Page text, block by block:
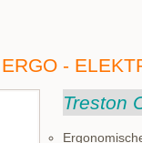
-
Treston